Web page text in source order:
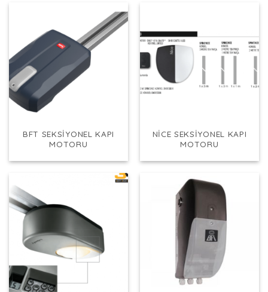
BFT SEKSIYONEL KAPI
MOTORU
NICE SEKSIYONEL KAPI
MOTORU